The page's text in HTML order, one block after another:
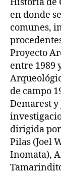
en donde
comunes,
Proyecto
entre 1989
de campo
Demarest
dirigida por
Pilas (Joel
Inomata),